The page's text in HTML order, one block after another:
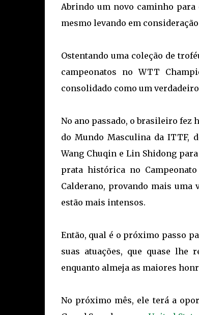
Abrindo um novo caminho para
mesmo levando em
Ostentando uma coleção de
campeonatos no WTT
consolidado como um
No ano passado, o brasileiro fez
do Mundo Masculina da ITTF,
Wang Chuqin e Lin Shidong
prata histórica no
Calderano, provando mais
estão mais intensos.
Então, qual é o próximo passo
suas atuações, que quase lhe
enquanto almeja as maiores
No próximo mês, ele terá a